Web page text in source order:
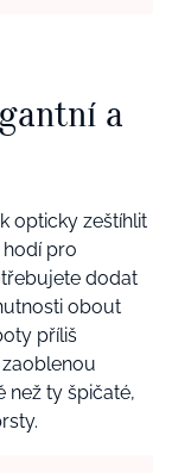
a
opticky zeštíhlit
pro
dodat
obout
příliš
než ty špičaté,